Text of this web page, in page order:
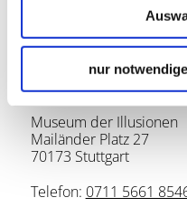
nur
Weitere
Lage & Kontakt
Museum der Illusionen
Mailänder Platz 27
70173 Stuttgart
Telefon: 0711 5661